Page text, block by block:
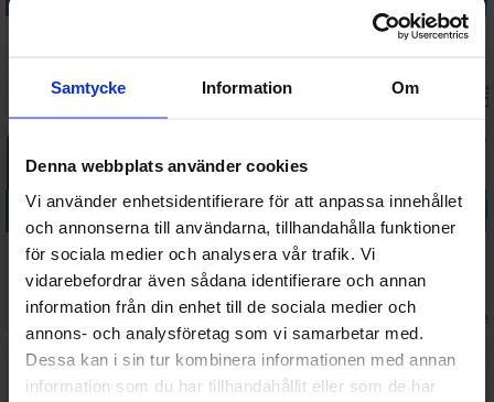
Samtycke Information Om
Denna webbplats använder cookies
Vi använder enhetsidentifierare för att anpassa innehållet
och annonserna till användarna, tillhandahålla funktioner
för sociala medier och analysera vår trafik. Vi
vidarebefordrar även sådana identifierare och annan
information från din enhet till de sociala medier och
annons- och analysföretag som vi samarbetar med.
Dessa kan i sin tur kombinera informationen med annan
information som du har tillhandahållit eller som de har
138 SEK I lager:
Centre 500
Pussel
178 SEK
Eilean Donan
bitar Pussel
178 SEK 2026-
Köp
Winter
Reading Nook
1000 bitar
Pussel
184 SEK I lager:2
Köp
Disney
Pocahontas
1000 bitar
Pussel
163 SEK I lager:2
Köp
Disney
Bookstore of
Wonders
1500 bitar
228 SEK I lager:1
Köp
Library 3000
bitar Pussel
357 SEK I